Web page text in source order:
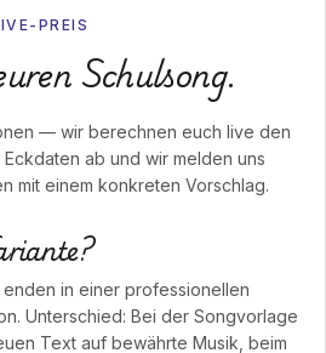
PREIS
Schulsong.
— wir berechnen euch live den
ab und wir melden uns
mit einem konkreten Vorschlag.
in einer professionellen
Unterschied: Bei der Songvorlage
Text auf bewährte Musik, beim